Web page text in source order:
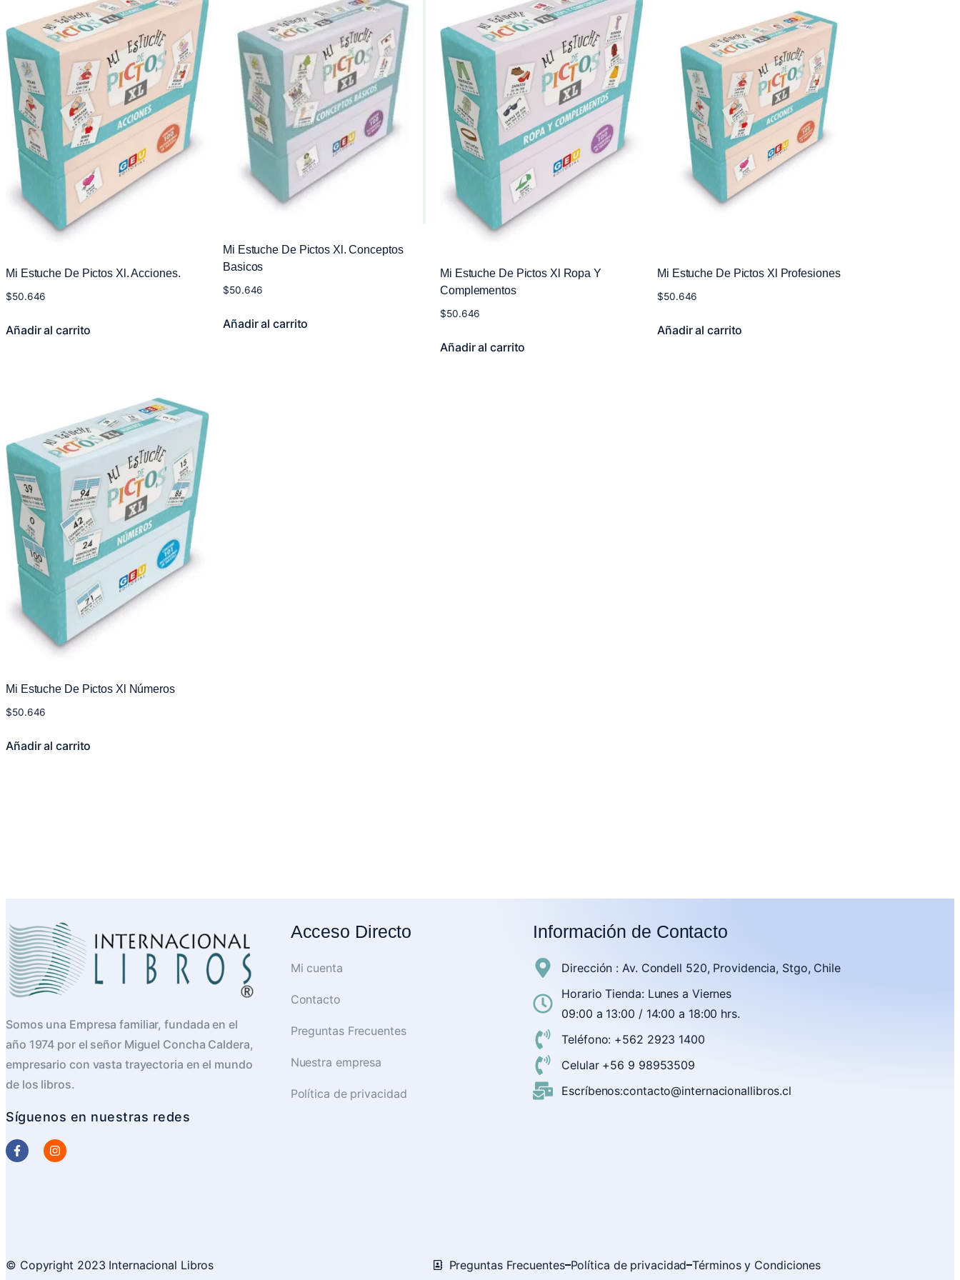
Mi Estuche De Pictos Xl. Acciones.
$50.646
Añadir al carrito
Mi Estuche De Pictos Xl. Conceptos
Basicos
$50.646
Añadir al carrito
Mi Estuche De Pictos Xl Ropa Y
Complementos
$50.646
Añadir al carrito
Mi Estuche De Pictos Xl Profesiones
$50.646
Añadir al carrito
Mi Estuche De Pictos Xl Números
$50.646
Añadir al carrito
Somos una Empresa familiar, fundada en el
año 1974 por el señor Miguel Concha Caldera,
empresario con vasta trayectoria en el mundo
de los libros.
Síguenos en nuestras redes
Acceso Directo
Mi cuenta
Contacto
Preguntas Frecuentes
Nuestra empresa
Política de privacidad
Información de Contacto
Dirección : Av. Condell 520, Providencia, Stgo, Chile
Horario Tienda: Lunes a Viernes
09:00 a 13:00 / 14:00 a 18:00 hrs.
Teléfono: +562 2923 1400
Celular +56 9 98953509
Escríbenos:contacto@internacionallibros.cl
© Copyright 2023 Internacional Libros Preguntas Frecuentes Política de privacidad Términos y Condiciones